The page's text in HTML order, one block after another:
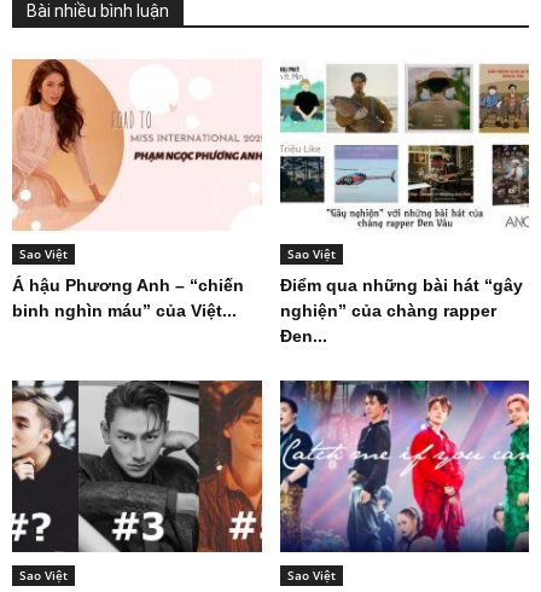
Bài nhiều bình luận
Sao Việt
Á hậu Phương Anh – “chiến
binh nghìn máu” của Việt...
Sao Việt
Điểm qua những bài hát “gây
nghiện” của chàng rapper
Đen...
Sao Việt Sao Việt